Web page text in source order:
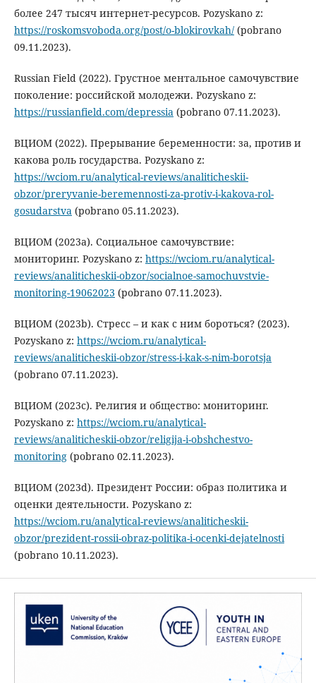
более 247 тысяч интернет-ресурсов. Pozyskano z:
https://roskomsvoboda.org/post/o-blokirovkah/(pobrano
09.11.2023).
Russian Field (2022). Грустное ментальное самочувствие
поколение: российской молодежи. Pozyskano z:
https://russianfield.com/depressia (pobrano 07.11.2023).
ВЦИОМ (2022). Прерывание беременности: за, против и
какова роль государства. Pozyskano z:
https://wciom.ru/analytical-reviews/analiticheskii-
obzor/preryvanie-beremennosti-za-protiv-i-kakova-rol-
gosudarstva (pobrano 05.11.2023).
ВЦИОМ (2023a). Социальное самочувствие:
мониторинг. Pozyskano z: https://wciom.ru/analytical-
reviews/analiticheskii-obzor/socialnoe-samochuvstvie-
monitoring-19062023 (pobrano 07.11.2023).
ВЦИОМ (2023b). Стресс – и как с ним бороться? (2023).
Pozyskano z: https://wciom.ru/analytical-
reviews/analiticheskii-obzor/stress-i-kak-s-nim-borotsja
(pobrano 07.11.2023).
ВЦИОМ (2023c). Религия и общество: мониторинг.
Pozyskano z: https://wciom.ru/analytical-
reviews/analiticheskii-obzor/religija-i-obshchestvo-
monitoring(pobrano 02.11.2023).
ВЦИОМ (2023d). Президент России: образ политика и
оценки деятельности. Pozyskano z:
https://wciom.ru/analytical-reviews/analiticheskii-
obzor/prezident-rossii-obraz-politika-i-ocenki-dejatelnosti
(pobrano 10.11.2023).